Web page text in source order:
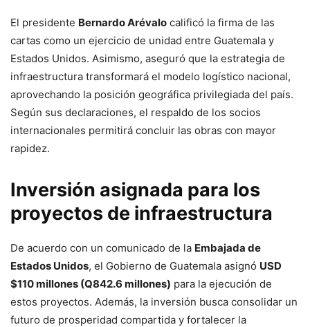
El presidente Bernardo Arévalo calificó la firma de las
cartas como un ejercicio de unidad entre Guatemala y
Estados Unidos. Asimismo, aseguró que la estrategia de
infraestructura transformará el modelo logístico nacional,
aprovechando la posición geográfica privilegiada del país.
Según sus declaraciones, el respaldo de los socios
internacionales permitirá concluir las obras con mayor
rapidez.
Inversión asignada para los
proyectos de infraestructura
De acuerdo con un comunicado de la Embajada de
Estados Unidos, el Gobierno de Guatemala asignó USD
$110 millones (Q842.6 millones) para la ejecución de
estos proyectos. Además, la inversión busca consolidar un
futuro de prosperidad compartida y fortalecer la